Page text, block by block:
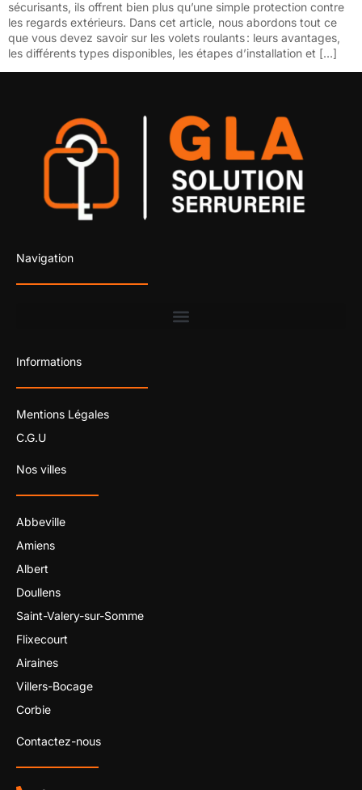
sécurisants, ils offrent bien plus qu’une simple protection contre
les regards extérieurs. Dans cet article, nous abordons tout ce
que vous devez savoir sur les volets roulants : leurs avantages,
les différents types disponibles, les étapes d’installation et […]
Navigation
Informations
Mentions Légales
C.G.U
Nos villes
Abbeville
Amiens
Albert
Doullens
Saint-Valery-sur-Somme
Flixecourt
Airaines
Villers-Bocage
Corbie
Contactez-nous